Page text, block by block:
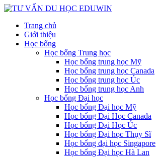
Trang chủ
Giới thiệu
Học bổng
Học bổng Trung học
Học bổng trung học Mỹ
Học bổng trung học Canada
Học bổng trung học Úc
Học bổng trung học Anh
Học bổng Đại học
Học bổng Đại học Mỹ
Học bổng Đại Học Canada
Học bổng Đại Học Úc
Học bổng Đại học Thụy Sĩ
Học bổng đại học Singapore
Học bổng Đại học Hà Lan